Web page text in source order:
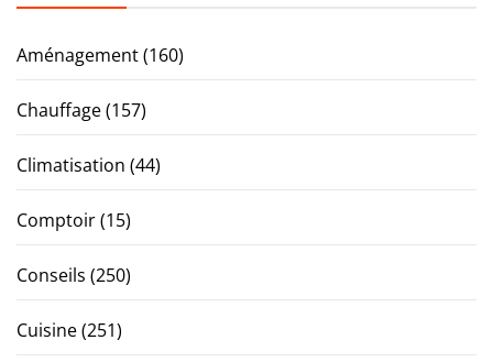
Aménagement(160)
Chauffage(157)
Climatisation (44)
Comptoir(15)
Conseils (250)
Cuisine(251)